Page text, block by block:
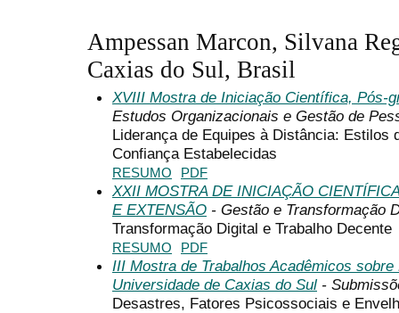
Ampessan Marcon, Silvana
Caxias do Sul, Brasil
XVIII Mostra de Iniciação Científica, Pós-
Estudos Organizacionais e Gestão de
Liderança de Equipes à Distância: Estilos
Confiança Estabelecidas
RESUMO PDF
XXII MOSTRA DE INICIAÇÃO
E EXTENSÃO - Gestão e Transformação
Transformação Digital e Trabalho Decente
RESUMO PDF
III Mostra de Trabalhos Acadêmicos
Universidade de Caxias do Sul -
Desastres, Fatores Psicossociais e